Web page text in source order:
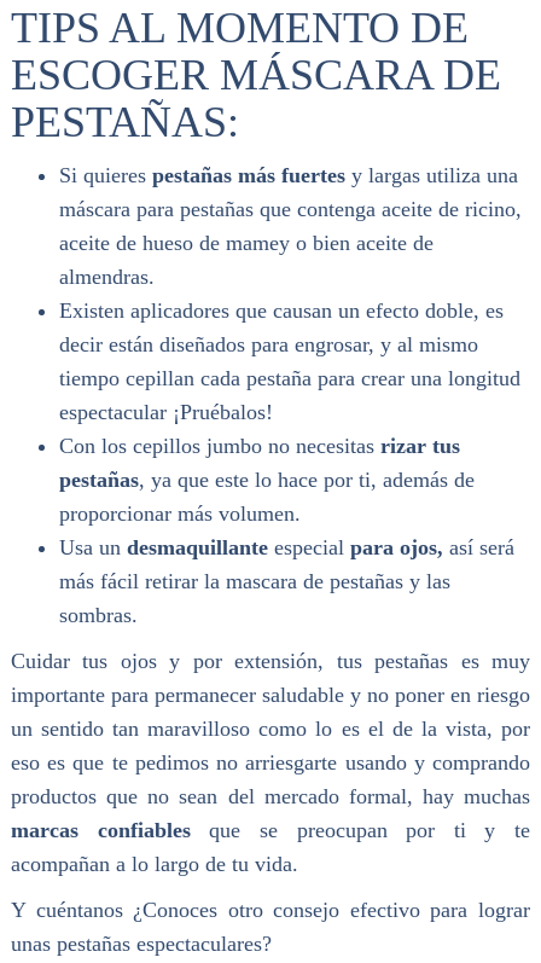
TIPS AL MOMENTO DE
ESCOGER MÁSCARA DE
PESTAÑAS:
Si quieres pestañas más fuertesy largas utiliza una
máscara para pestañas que contenga aceite de ricino,
aceite de hueso de mamey o bien aceite de
almendras.
Existen aplicadores que causan un efecto doble, es
decir están diseñados para engrosar, y al mismo
tiempo cepillan cada pestaña para crear una longitud
espectacular ¡Pruébalos!
Con los cepillos jumbo no necesitas rizar tus
pestañas, ya que este lo hace por ti, además de
proporcionar más volumen.
Usa un desmaquillante especial para ojos, así será
más fácil retirar la mascara de pestañas y las
sombras.
Cuidar tus ojos y por extensión, tus pestañas es muy
importante para permanecer saludable y no poner en riesgo
un sentido tan maravilloso como lo es el de la vista, por
eso es que te pedimos no arriesgarte usando y comprando
productos que no sean del mercado formal, hay muchas
marcas confiablesque se preocupan por ti y te
acompañan a lo largo de tu vida.
Y cuéntanos ¿Conoces otro consejo efectivo para lograr
unas pestañas espectaculares?